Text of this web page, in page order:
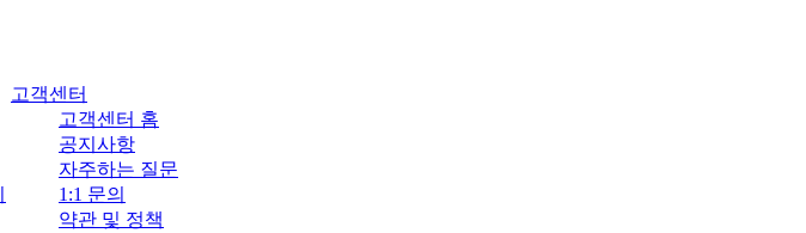
고객센터
고객센터 홈
공지사항
자주하는 질문
1:1 문의
약관 및 정책